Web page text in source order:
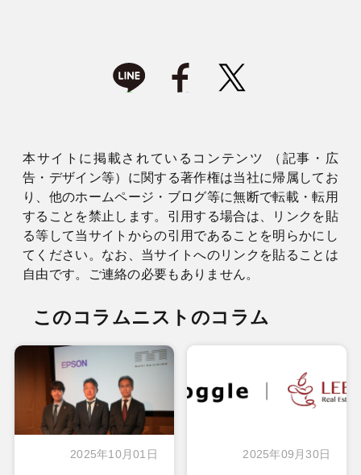
本サイトに掲載されているコンテンツ （記事・広
告・デザイン等）に関する著作権は当社に帰属してお
り、他のホームページ・ブログ等に無断で転載・転用
することを禁止します。引用する場合は、リンクを貼
る等して当サイトからの引用であることを明らかにし
てください。なお、当サイトへのリンクを貼ることは
自由です。ご連絡の必要もありません。
このコラムニストのコラム
2025年10月01日 2025年09月30日